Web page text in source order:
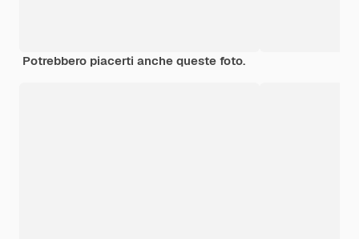
Potrebbero piacerti anche queste foto.